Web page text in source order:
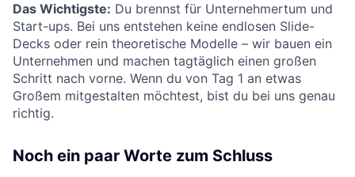
Das Wichtigste: Du brennst für Unternehmertum und
Start-ups. Bei uns entstehen keine endlosen Slide-
Decks oder rein theoretische Modelle – wir bauen ein
Unternehmen und machen tagtäglich einen großen
Schritt nach vorne. Wenn du von Tag 1 an etwas
Großem mitgestalten möchtest, bist du bei uns genau
richtig.
Noch ein paar Worte zum Schluss